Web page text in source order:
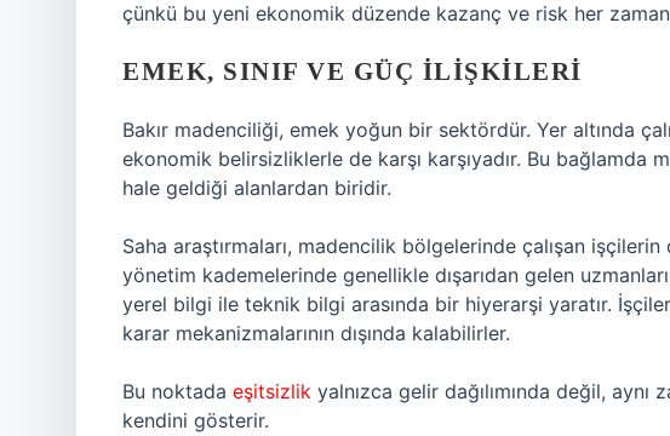
çünkü bu yeni ekonomik düzende kazanç ve risk her
EMEK, SINIF VE GÜÇ İLIŞKILERI
Bakır madenciliği, emek yoğun bir sektördür. Yer altında
ekonomik belirsizliklerle de karşı karşıyadır. Bu bağlamda
hale geldiği alanlardan biridir.
Saha araştırmaları, madencilik bölgelerinde çalışan
yönetim kademelerinde genellikle dışarıdan gelen
yerel bilgi ile teknik bilgi arasında bir hiyerarşi yaratır.
karar mekanizmalarının dışında kalabilirler.
Bu noktada eşitsizlik yalnızca gelir dağılımında değil,
kendini gösterir.